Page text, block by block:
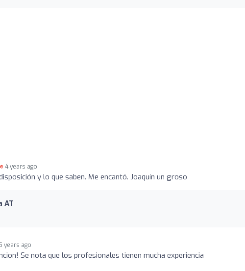
4 years ago
y lo que saben. Me encantó. Joaquín un groso
AT
years ago
Se nota que los profesionales tienen mucha experiencia